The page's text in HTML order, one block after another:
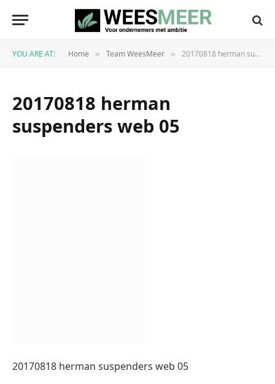
YOU ARE AT: Home » Team WeesMeer » 20170818 herman suspenders web 05
20170818 herman
suspenders web 05
20170818 herman suspenders web 05